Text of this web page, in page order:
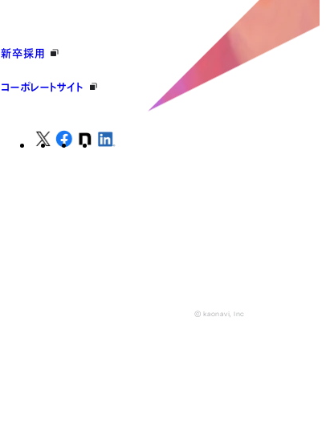
新卒採用
コーポレートサイト
© kaonavi, Inc